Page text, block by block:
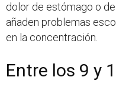
dolor de estómago o
añaden problemas
en la concentración.
Entre los 9 y